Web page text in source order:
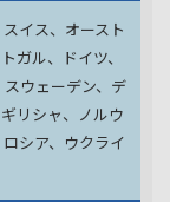
イス、オースト
ガル、ドイツ、
ウェーデン、 デ
リシャ、ノルウ
ロシア、ウクライ